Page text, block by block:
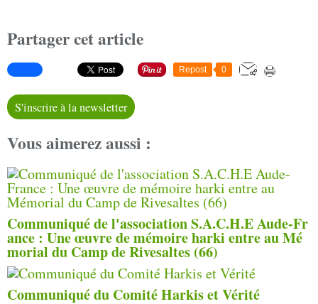
Partager cet article
Repost 0
S'inscrire à la newsletter
Vous aimerez aussi :
Communiqué de l'association S.A.C.H.E Aude-Fr
ance : Une œuvre de mémoire harki entre au Mé
morial du Camp de Rivesaltes (66)
Communiqué du Comité Harkis et Vérité